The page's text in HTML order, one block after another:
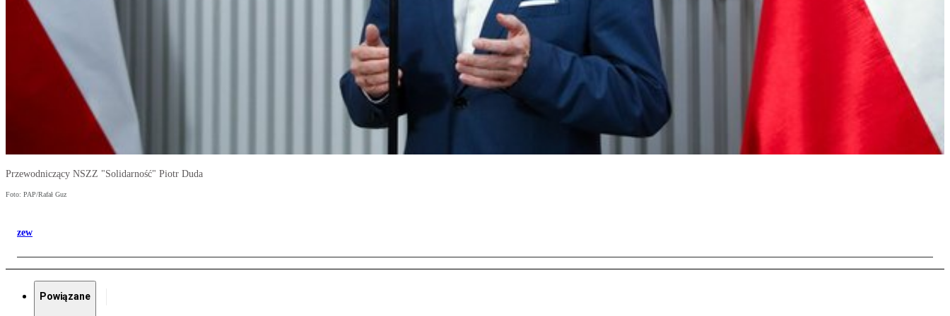
Przewodniczący NSZZ "Solidarność" Piotr Duda
Foto: PAP/Rafał Guz
zew
Powiązane